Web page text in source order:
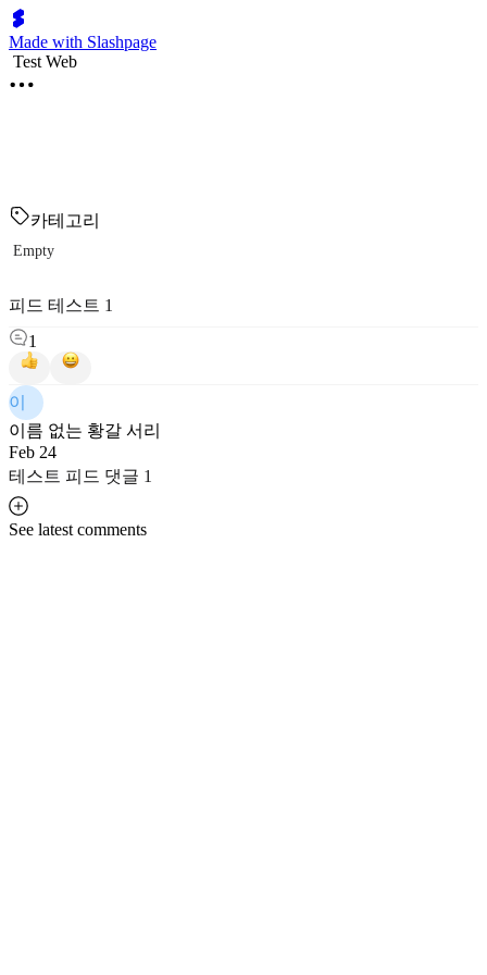
Made with Slashpage
Test Web
카테고리
Empty
피드 테스트 1
1
이
이름 없는 황갈 서리
Feb 24
테스트 피드 댓글 1
See latest comments